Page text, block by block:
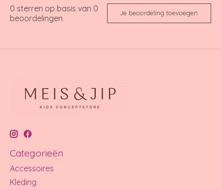
0 sterren op basis van 0
beoordelingen
Je beoordeling toevoegen
Categorieën
Accessoires
Kleding